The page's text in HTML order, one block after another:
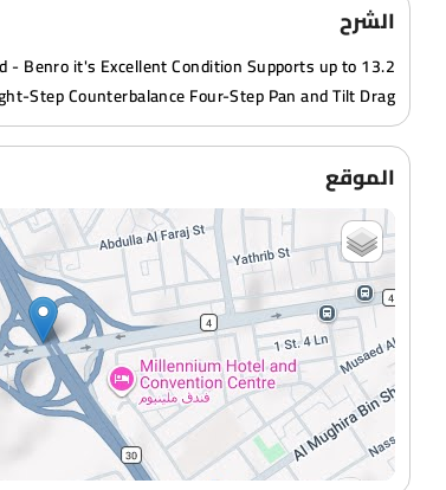
الشرح
- Benro it's Excellent Condition Supports up to 13.2
Step Counterbalance Four-Step Pan and Tilt Drag
الموقع